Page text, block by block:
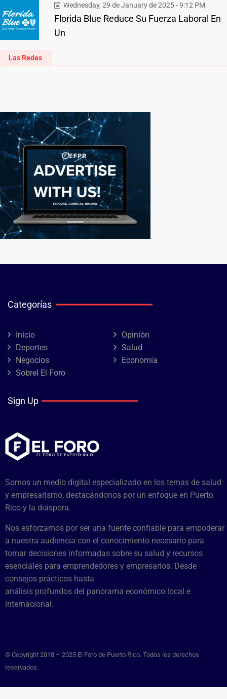
Wednesday, 29 de January de 2025 - 9:12 PM
Florida Blue Reduce Su Fuerza Laboral En
Un
Las Redes
Categorías
Inicio
Opinión
Deportes
Salud
Negocios
Economía
Sobrel El Foro
Sign Up
Somos un medio digital especializado en los temas de salud
y empresarismo, destacándonos por un enfoque en Puerto
Rico y la diáspora.
Nos esforzamos por ser una fuente confiable para empoderar
a nuestra audiencia con el conocimiento necesario para
tomar decisiones informadas sobre su salud y recursos
esenciales para emprendedores y empresarios. Desde
consejos prácticos hasta
análisis profundos del panorama económico local e
internacional.
© Copyright 2018 – 2025 El Foro de Puerto Rico. Todos los derechos
reservados.